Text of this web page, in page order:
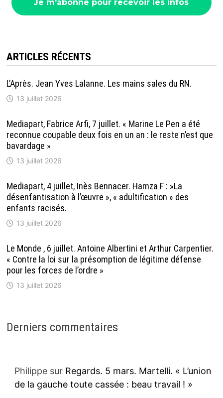
ARTICLES RÉCENTS
L’Après. Jean Yves Lalanne. Les mains sales du RN.
13 juillet 2026
Mediapart, Fabrice Arfi, 7 juillet. « Marine Le Pen a été
reconnue coupable deux fois en un an : le reste n’est que
bavardage »
13 juillet 2026
Mediapart, 4 juillet, Inès Bennacer. Hamza F : »La
désenfantisation à l’œuvre », « adultification » des
enfants racisés.
13 juillet 2026
Le Monde , 6 juillet. Antoine Albertini et Arthur Carpentier.
« Contre la loi sur la présomption de légitime défense
pour les forces de l’ordre »
13 juillet 2026
Derniers commentaires
Philippesur Regards. 5 mars. Martelli. « L’union
de la gauche toute cassée : beau travail ! »